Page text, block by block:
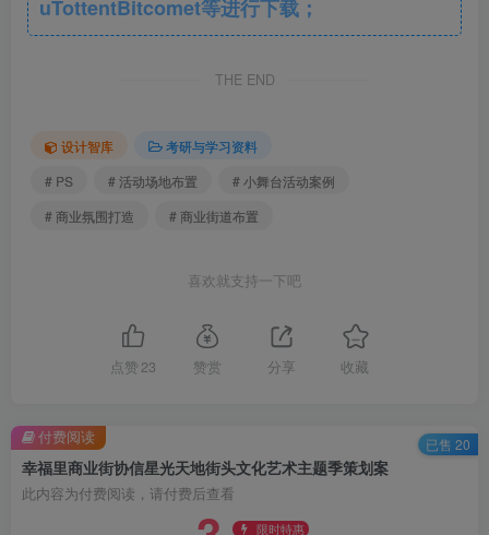
此处内容已隐藏，请付费后查看
uTottentBitcomet等进行下载；
THE END
设计智库
考研与学习资料
# PS
# 活动场地布置
# 小舞台活动案例
# 商业氛围打造
# 商业街道布置
喜欢就支持一下吧
点赞 23 赞赏 分享 收藏
幸福里商业街协信星光天地街头文化艺术主题季策划案
此内容为付费阅读，请付费后查看
限时特惠
付费阅读 已售 20